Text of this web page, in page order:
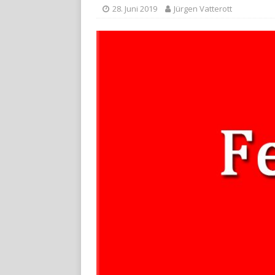
28. Juni 2019 Jürgen Vatterott